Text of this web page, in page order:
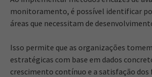
monitoramento, é possível identificar
áreas que necessitam de
Isso permite que as organizações
estratégicas com base em dados
crescimento contínuo e a satisfação dos